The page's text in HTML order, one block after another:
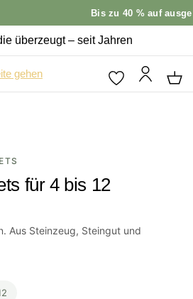
Bis zu 40 % auf
überzeugt – seit Jahren
für 4 bis 12
Aus Steinzeug, Steingut und